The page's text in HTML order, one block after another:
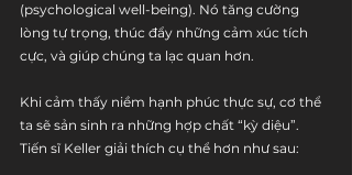
(psychological well-being). Nó tăng cường
lòng tự trọng, thúc đẩy những cảm xúc tích
cực, và giúp chúng ta lạc quan hơn.
Khi cảm thấy niềm hạnh phúc thực sự, cơ thể
ta sẽ sản sinh ra những hợp chất “kỳ diệu”.
Tiến sĩ Keller giải thích cụ thể hơn như sau: